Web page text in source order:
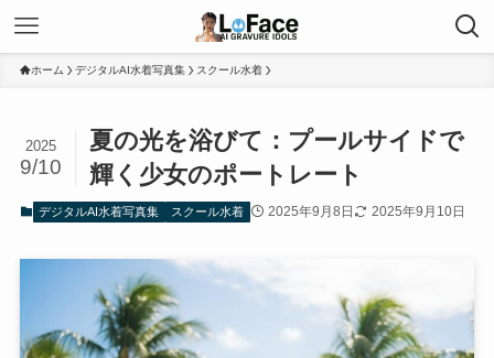
ホーム デジタルAI水着写真集 スクール水着
夏の光を浴びて：プールサイドで
輝く少女のポートレート
2025
9/10
デジタルAI水着写真集 スクール水着 2025年9月8日 2025年9月10日